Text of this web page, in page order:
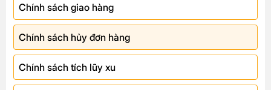
Chính sách giao hàng
Chính sách hủy đơn hàng
Chính sách tích lũy xu